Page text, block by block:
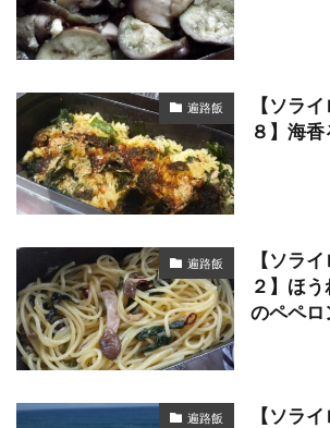
遍路飯
【ソラ
８】海
遍路飯
【ソラ
２】ほ
のペペロ
遍路飯
【ソラ